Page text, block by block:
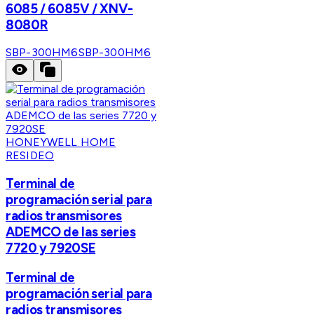
6085 / 6085V / XNV-
8080R
SBP-300HM6SBP-300HM6
HONEYWELL HOME
RESIDEO
Terminal de
programación serial para
radios transmisores
ADEMCO de las series
7720 y 7920SE
Terminal de
programación serial para
radios transmisores